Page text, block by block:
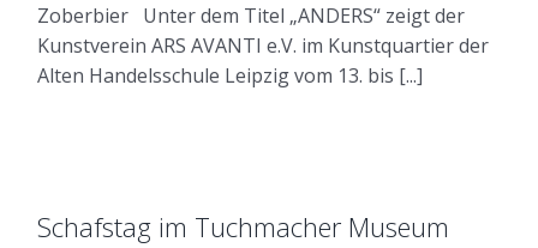
Zoberbier Unter dem Titel „ANDERS“ zeigt der
Kunstverein ARS AVANTI e.V. im Kunstquartier der
Alten Handelsschule Leipzig vom 13. bis [...]
Schafstag im Tuchmacher Museum